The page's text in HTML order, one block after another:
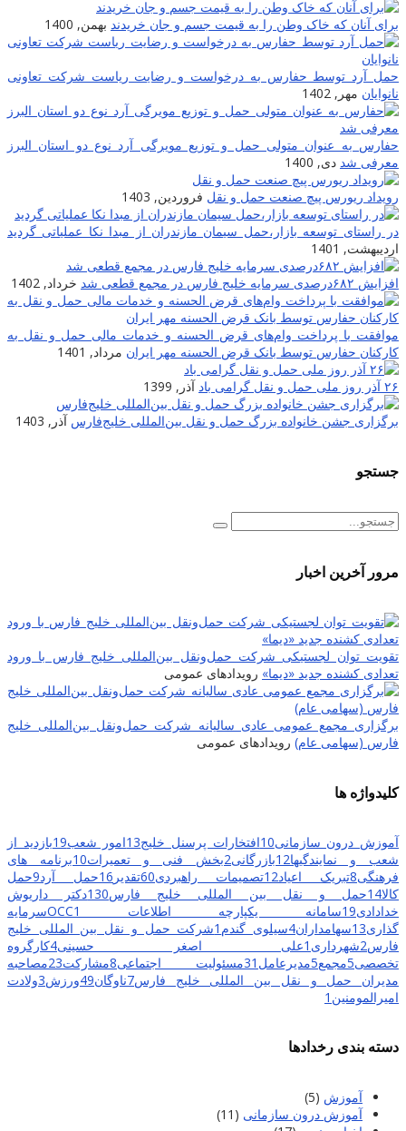
برای آنان که خاک وطن را به قیمت جسم و جان خریدند بهمن, 1400
حمل آرد توسط حفارس به درخواست و رضایت ریاست شرکت تعاونی
نانوایان مهر, 1402
حفارس به عنوان متولی حمل و توزیع مویرگی آرد نوع دو استان البرز
معرفی شد دی, 1400
رویداد ریورس پیچ صنعت حمل و نقل فروردین, 1403
در راستای توسعه بازار،حمل سیمان مازندران از مبدا نکا عملیاتی گردید
اردیبهشت, 1401
افزایش ۶۸۲درصدی سرمایه خلیج فارس در مجمع قطعی شد
خرداد, 1402
موافقت با پرداخت وام‌های قرض الحسنه و خدمات مالی حمل و نقل به
کارکنان حفارس توسط بانک قرض الحسنه مهر ایران مرداد, 1401
۲۶ آذر روز ملی حمل و نقل گرامی باد
آذر, 1399
برگزاری جشن خانواده بزرگ حمل و نقل بین‌المللی خلیج‌فارس آذر, 1403
جستجو
مرور آخرین اخبار
تقویت توان لجستیکی شرکت حمل‌ونقل بین‌المللی خلیج فارس با ورود
تعدادی کشنده جدید «دیما» رویدادهای عمومی
برگزاری مجمع عمومی عادی سالیانه شرکت حمل‌ونقل بین‌المللی خلیج
فارس (سهامی عام) رویدادهای عمومی
کلیدواژه ها
آموزش درون سازمانی10افتخارات پرسنل خلیج13امور شعب19بازدید از
شعب و نمایندگیها12بازرگانی2بخش فنی و تعمیرات10برنامه های
فرهنگی8تبریک اعیاد12تصمیمات راهبردی60تقدیر 16حمل آرد9حمل
کالا14حمل و نقل بین المللی خلیج فارس130دکتر داریوش
خدادادی19سامانه یکپارچه اطلاعات OCC 1
سرمایه
گذاری13سهامداران4سیلوی گندم 1شرکت حمل و نقل بین المللی خلیج
فارس2شهرداری 1علی اصغر حسینی4کارگروه
تخصصی5مجمع5مدیرعامل 31مسئولیت اجتماعی8مشارکت23مصاحبه
مدیران حمل و نقل بین المللی خلیج فارس7ناوگان49ورزش3ولادت
امیرالمومنین 1
دسته بندی رخدادها
آموزش (5)
آموزش درون سازمانی (11)